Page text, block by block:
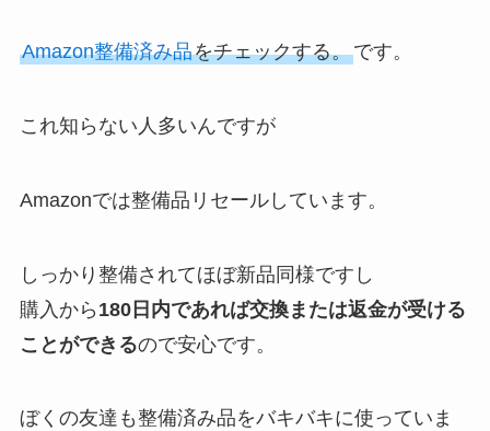
Amazon整備済み品をチェックする。です。
これ知らない人多いんですが
Amazonでは整備品リセールしています。
しっかり整備されてほぼ新品同様ですし
購入から 180日内であれば交換または返金が受ける
ことができるので安心です。
ぼくの友達も整備済み品をバキバキに使っていま